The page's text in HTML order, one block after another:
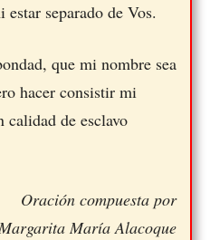
separado de Vos.
que mi nombre sea
hacer consistir mi
de esclavo
Oración compuesta por
María Alacoque